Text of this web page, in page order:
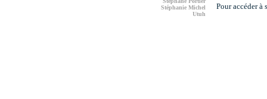
Stéphanie Michel
Utuh
Pour accéder à